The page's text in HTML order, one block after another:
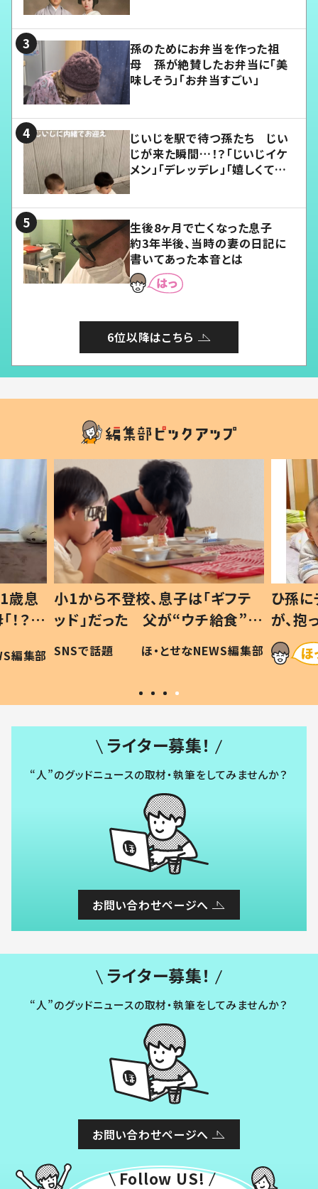
孫のためにお弁当を作った祖
母 孫が絶賛したお弁当に「美
味しそう」「お弁当すごい」
じいじを駅で待つ孫たち じい
じが来た瞬間…！？「じいじイケ
メン」「デレッデレ」「嬉しくて可
生後8ヶ月で亡くなった息子
約3年半後、当時の妻の日記に
書いてあった本音とは
6位以降はこちら
歳息
？」
編集部
小1から不登校、息子は「ギフテ
ッド」だった 父が“ウチ給食”を
作り続ける理由とは #令和の親
#令和の子
SNSで話題 ほ・とせなNEWS編集部
ひ孫
が、
「涙が
い」
ライター募集！
“人”のグッドニュースの取材・執筆をしてみませんか？
お問い合わせページへ
ライター募集！
“人”のグッドニュースの取材・執筆をしてみませんか？
お問い合わせページへ
Follow US!